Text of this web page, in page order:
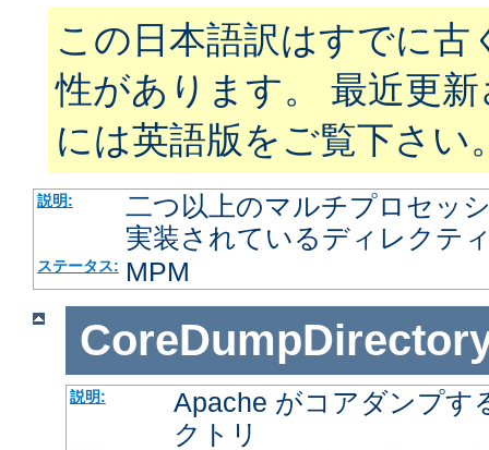
この日本語訳はすでに古
性があります。 最近更
には英語版をご覧下さい
説明:
二つ以上のマルチプロセッ
実装されているディレクテ
ステータス: MPM
説明:
Apache がコアダンプす
クトリ